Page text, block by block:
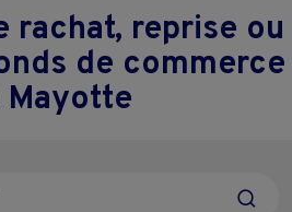
rachat, reprise ou
de commerce
Mayotte